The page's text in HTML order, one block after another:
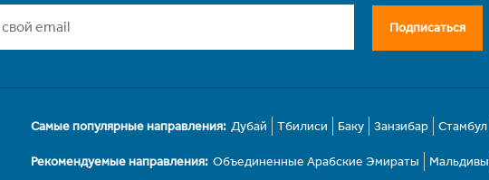
Подписаться
Самые популярные направления: Дубай Тбилиси Баку Занзибар Стамбул
Рекомендуемые направления: Объединенные Арабские Эмираты Мальдивы